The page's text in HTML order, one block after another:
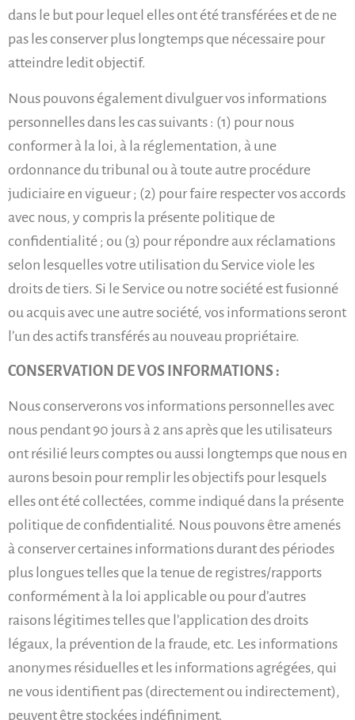
dans le but pour lequel elles ont été transférées et de ne
pas les conserver plus longtemps que nécessaire pour
atteindre ledit objectif.
Nous pouvons également divulguer vos informations
personnelles dans les cas suivants : (1) pour nous
conformer à la loi, à la réglementation, à une
ordonnance du tribunal ou à toute autre procédure
judiciaire en vigueur ; (2) pour faire respecter vos accords
avec nous, y compris la présente politique de
confidentialité ; ou (3) pour répondre aux réclamations
selon lesquelles votre utilisation du Service viole les
droits de tiers. Si le Service ou notre société est fusionné
ou acquis avec une autre société, vos informations seront
l’un des actifs transférés au nouveau propriétaire.
CONSERVATION DE VOS INFORMATIONS :
Nous conserverons vos informations personnelles avec
nous pendant 90 jours à 2 ans après que les utilisateurs
ont résilié leurs comptes ou aussi longtemps que nous en
aurons besoin pour remplir les objectifs pour lesquels
elles ont été collectées, comme indiqué dans la présente
politique de confidentialité. Nous pouvons être amenés
à conserver certaines informations durant des périodes
plus longues telles que la tenue de registres/rapports
conformément à la loi applicable ou pour d’autres
raisons légitimes telles que l’application des droits
légaux, la prévention de la fraude, etc. Les informations
anonymes résiduelles et les informations agrégées, qui
ne vous identifient pas (directement ou indirectement),
peuvent être stockées indéfiniment.